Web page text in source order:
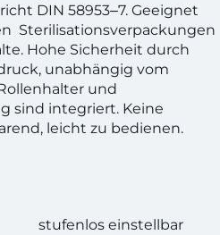
DIN 58953‒7. Geeignet
Sterilisationsverpackungen
Hohe Sicherheit durch
unabhängig vom
und
sind integriert. Keine
leicht zu bedienen.
stufenlos einstellbar